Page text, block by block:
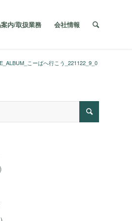
内/取扱業務 会社情報
こーばへ行こう_221122_9_0